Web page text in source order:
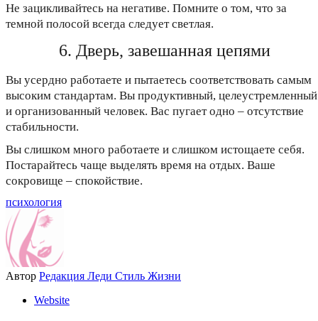
Не зацикливайтесь на негативе. Помните о том, что за
темной полосой всегда следует светлая.
6. Дверь, завешанная цепями
Вы усердно работаете и пытаетесь соответствовать самым
высоким стандартам. Вы продуктивный, целеустремленный
и организованный человек. Вас пугает одно – отсутствие
стабильности.
Вы слишком много работаете и слишком истощаете себя.
Постарайтесь чаще выделять время на отдых. Ваше
сокровище – спокойствие.
психология
Автор Редакция Леди Стиль Жизни
Website